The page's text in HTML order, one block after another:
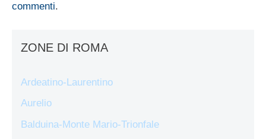
commenti.
ZONE DI ROMA
Ardeatino-Laurentino
Aurelio
Balduina-Monte Mario-Trionfale